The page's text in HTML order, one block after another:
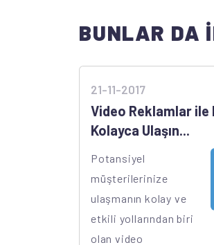
BUNLAR DA
21-11-2017
Video Reklamlar
Kolayca Ulaşın...
Potansiyel
müşterilerinize
ulaşmanın kolay ve
etkili yollarından biri
olan video